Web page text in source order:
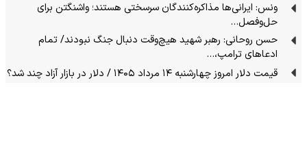
ونس: ایرانی‌ها مذاکره‌کنندگان سرسختی هستند؛ واشنگتن برای
حل‌وفصل…
حسن روحانی: رهبر شهید هیچ‌وقت دنبال جنگ نبودند/ تمام
ادعاهای ترامپ،…
قیمت دلار امروز چهارشنبه ۱۴ مرداد ۱۴۰۵ / دلار در بازار آزاد چند شد؟